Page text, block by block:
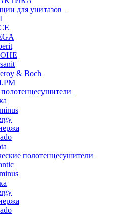
для унитазов
& Boch
полотенцесушители